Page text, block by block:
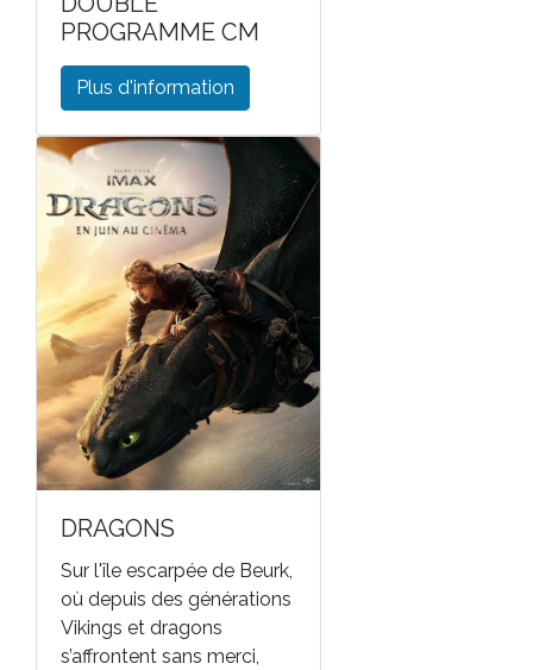
PROGRAMME CM
Plus d'information
DRAGONS
Sur l'île escarpée de Beurk,
où depuis des générations
Vikings et dragons
s’affrontent sans merci,